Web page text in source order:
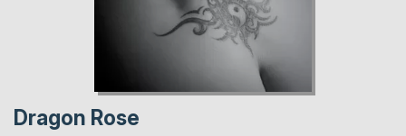
Dragon Rose